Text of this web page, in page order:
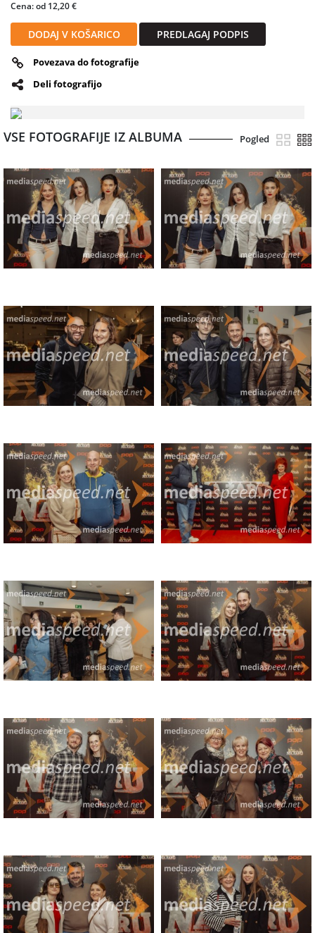
Cena: od 12,20 €
DODAJ V KOŠARICO PREDLAGAJ PODPIS
Povezava do fotografije
Deli fotografijo
VSE FOTOGRAFIJE IZ ALBUMA Pogled